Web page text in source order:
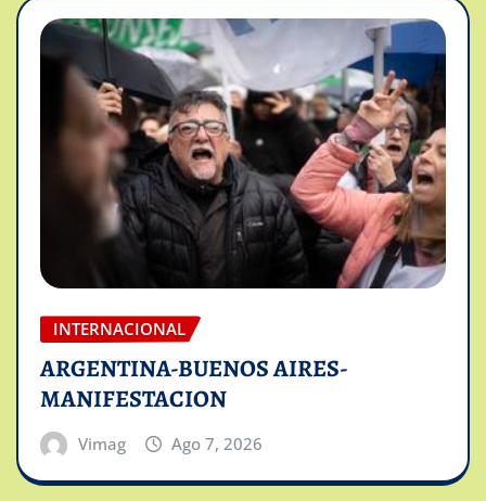
INTERNACIONAL
ARGENTINA-BUENOS AIRES-
MANIFESTACION
Vimag Ago 7, 2026